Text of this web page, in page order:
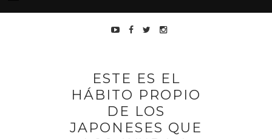
ESTE ES EL
HÁBITO PROPIO
DE LOS
JAPONESES QUE